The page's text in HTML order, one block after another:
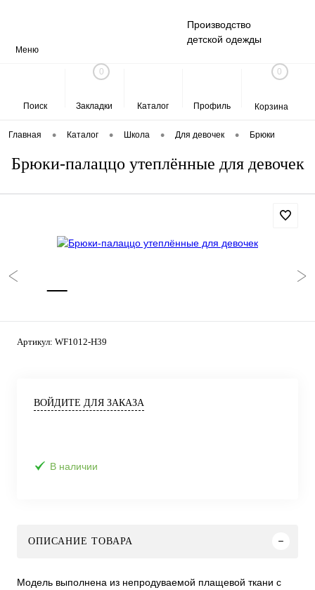
Меню
Производство
детской одежды
Поиск
0
Закладки Каталог Профиль
0
Корзина
Главная • Каталог • Школа • Для девочек • Брюки
Брюки-палаццо утеплённые для девочек
Артикул: WF1012-H39
ВОЙДИТЕ ДЛЯ ЗАКАЗА
В наличии
ОПИСАНИЕ ТОВАРА
Модель выполнена из непродуваемой плащевой ткани с